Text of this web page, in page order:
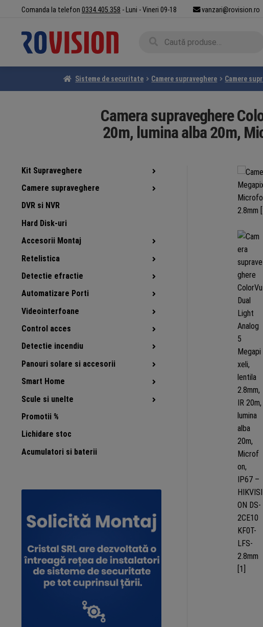
navigare
conținut
Comanda la telefon 0334.405.358 - Luni - Vineri 09-18 vanzari@rovision.ro
Sisteme de securitate Camere supraveghere Camere
Camera supraveghere
20m, lumina alba 20m,
Kit Supraveghere
Camere supraveghere
DVR si NVR
Hard Disk-uri
Accesorii Montaj
Retelistica
Detectie efractie
Automatizare Porti
Videointerfoane
Control acces
Detectie incendiu
Panouri solare si accesorii
Smart Home
Scule si unelte
Promotii %
Lichidare stoc
Acumulatori si baterii